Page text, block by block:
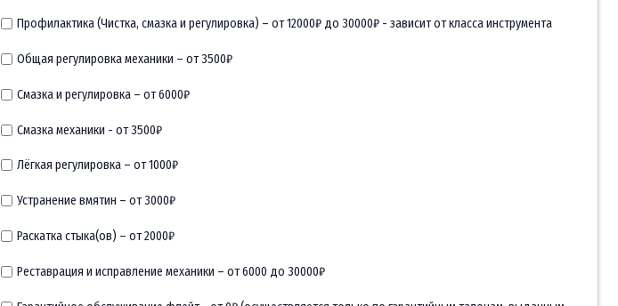
Профилактика (Чистка, смазка и регулировка) – от 12000₽ до 30000₽ - зависит от класса инструмента
Общая регулировка механики – от 3500₽
Смазка и регулировка – от 6000₽
Смазка механики - от 3500₽
Лёгкая регулировка – от 1000₽
Устранение вмятин – от 3000₽
Раскатка стыка(ов) – от 2000₽
Реставрация и исправление механики – от 6000 до 30000₽